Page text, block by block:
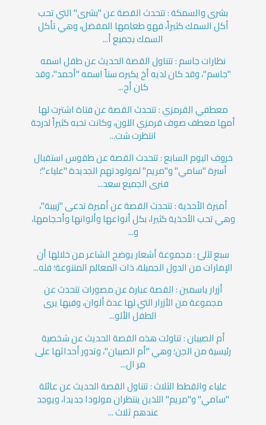
بشرى والسمكة : تتحدث القصة عن "بشرى" التي تحب
أكل السمك كثيراً، فهو طعامها المفضل، وهي تأكل
السمك بجميع أ...
نظارات جاسم : تتناول القصة الحديث عن طفل اسمه
"جاسم"، وقد كان لديه أخ يكبره سناً اسمه "أحمد"، وقد
كان أح...
معطفي القرمزي : تتحدث القصة عن فتاة اشترت لها
أمها معطف صوف قرمزي اللون، وكانت تحبه كثيراً لدرجة
انتظرت شت...
خروف اليوم السابع : تتحدث القصة عن طقوس استقبال
أسرة "سامي" و"مريم" لمولودتهم الجديدة "علياء"؛
فنرى الجميع سعد...
أميرة الأحذية : تتحدث القصة عن أميرة تدعى "زبيبة"،
وهي تحب الأحذية كثيرا، بكل أنواعها وألوانها وأحجامها،
و...
سبع لآلئ : مجموعة أشعار يوضح الشاعر من خلالها أن
الإمارات من الدول الجميلة، ذات المعالم المتنوعة؛ فله...
أزرار ياسمين : القصة عبارة عن مصورات تتحدث عن
مجموعة من الأزرار التي لها عدة ألوان، وفيها يرى
الطفل الألو...
أم الصبيان : تناولت هذه القصة الحديث عن شخصية
رئيسية من الجن؛ وهي "أم الصبيان"، وتدور أحداثها على
مر ال...
علياء والقطط الثلاث : تتناول القصة الحديث عن عائلة
"سامي" و"مريم" اللذين ينتظران مولودا جديدا، ويوجد
عندهم ثلاث ...